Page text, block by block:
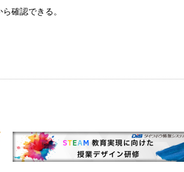
確認できる。